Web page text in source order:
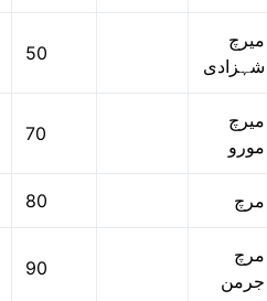
50
میرچ
شہزادی
70
میرچ
مورو
80 مرچ
90
مرچ
جرمن